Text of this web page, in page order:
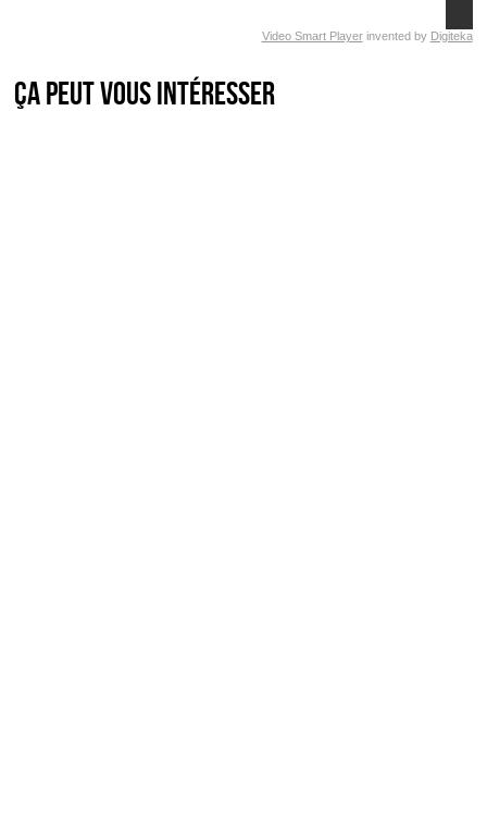
Video Smart Playerinvented by Digiteka
Ça peut vous intéresser